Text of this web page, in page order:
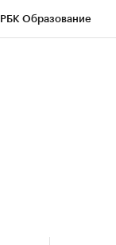
РБК Образование